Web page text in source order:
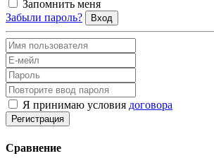
Запомнить меня
Забыли пароль?
Вход
Я принимаю условия договора
Регистрация
Сравнение